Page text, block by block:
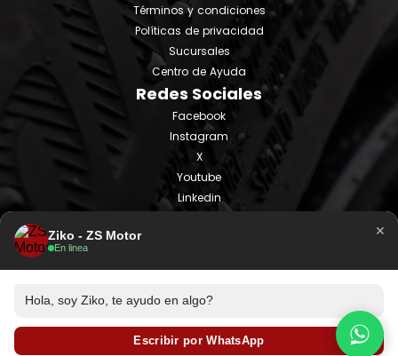
Términos y condiciones
Políticas de privacidad
Sucursales
Centro de Ayuda
Redes Sociales
Facebook
Instagram
X
Youtube
Linkedin
© ZS Motor 2025 - Todos los derechos reservados
Ziko - ZS Motor
En linea
×
Hola, soy Ziko, te ayudo en algo?
Escribir por WhatsApp